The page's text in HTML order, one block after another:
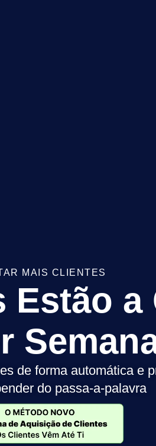
MAIS CLIENTES
a
de forma automática e
do passa-a-palavra